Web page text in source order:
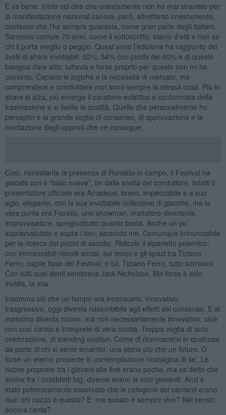
E va bene. Inizio col dire che onestamente non ho mai stravisto per
la manifestazione nazional canora, però, altrettanto onestamente,
confesso che l’ho sempre guardata, come gran parte degli italiani.
Sanremo compie 70 anni, come il sottoscritto, siamo d’età e non so
chi li porta meglio o peggio. Quest’anno l’edizione ha raggiunto dei
livelli di share invidiabili: 52%, 54% con picchi del 60% e di questo
bisogna dare atto, tuttavia e forse proprio per questo non mi ha
convinto. Capisco le logiche e le necessità di mercato, ma
comprendere e condividere non sono sempre la stessa cosa. Più lo
share si alza, più emerge il carattere eclettico e conformista della
trasmissione e si livella la qualità. Quello che personalmente ho
percepito è la grande voglia di consenso, di approvazione e la
mediazione degli opposti che ne consegue.
Così, nonostante la presenza di Ronaldo in campo, il Festival ha
giocato con il “falso nueve”, fin dalla scelta del conduttore. Infatti il
presentatore ufficiale era Amadeus, bravo, impeccabile e a suo
agio, elegante, con la sua invidiabile collezione di giacche, ma la
vera punta era Fiorello, uno showman, mattatore divertente,
improvvisatore, spregiudicato quanto basta. Anche un po’
sopravvalutato e sopra i toni, secondo me. Comunque irrinunciabile
per la ricerca dei picchi di ascolto. Ridicolo il siparietto polemico,
con immancabili risvolti social, sui tempi e gli spazi tra Tiziano
Ferro, ospite fisso del Festival, e lui. Tiziano Ferro, tutto sorrisoni.
Con tutti quei denti sembrava Jack Nicholson. Ma forse è solo
invidia, la mia.
Insomma ciò che un tempo era inconsueto, innovativo,
trasgressivo, oggi diventa riassorbibile agli effetti del consenso. E al
massimo diventa nuovo, ma non necessariamente innovativo, cioè
non così carico e interprete di vera novità. Troppa voglia di auto
celebrazione, di standing ovation. Come di riconoscersi in qualcosa
da parte di chi si sente smarrito: una storia più che un futuro. O
forse un eterno presente in contemplazione nostalgica di se’. Le
nuove proposte tra i giovani alla fine erano poche, ma va detto che
anche fra i cosiddetti big, diverse erano le voci giovanili. Anzi è
stato polemicamente osservato che le categorie dei cantanti erano
due: chi cazzo è questo? E: ma questo è sempre vivo? Nel senso:
ancora canta?